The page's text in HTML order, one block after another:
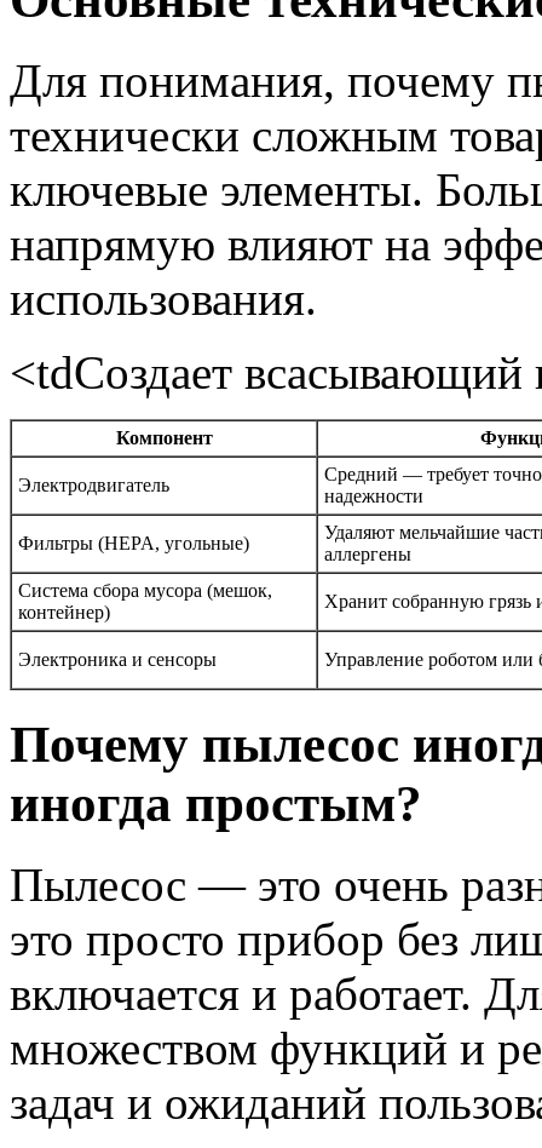
Для понимания, почему
технически сложным
ключевые элементы.
напрямую влияют на
использования.
<tdСоздает всасывающий
Компонент
Электродвигатель
Средний — требует
надежности
Фильтры (HEPA, угольные)
Удаляют мельчайшие
аллергены
Система сбора мусора (мешок,
контейнер)
Хранит собранную грязь
Электроника и сенсоры Управление роботом или
Почему пылесос
иногда простым?
Пылесос — это очень
это просто прибор без
включается и работает.
множеством функций и
задач и ожиданий